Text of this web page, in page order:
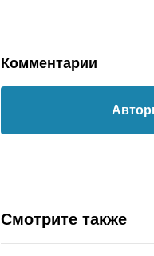
Комментарии
Смотрите также